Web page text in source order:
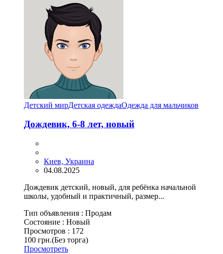
Детский мирДетская одеждаОдежда для мальчиков
Дождевик, 6-8 лет, новый
Киев, Украина
04.08.2025
Дождевик детский, новый, для ребёнка начальной
школы, удобный и практичный, размер...
Тип объявления : Продам
Состояние : Новый
Просмотров : 172
100 грн.(Без торга)
Просмотреть